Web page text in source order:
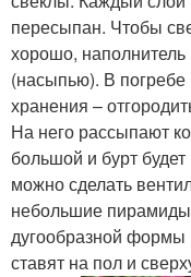
пересыпан. Чтобы
хорошо,
(насыпью). В погребе
хранения –
На него рассыпают
большой и бурт
можно сделать
небольшие пирамиды
дугообразной формы
ставят на пол и